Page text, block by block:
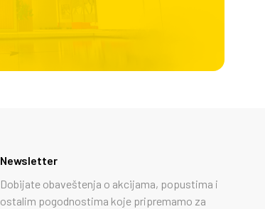
Newsletter
Dobijate obaveštenja o akcijama, popustima i
ostalim pogodnostima koje pripremamo za